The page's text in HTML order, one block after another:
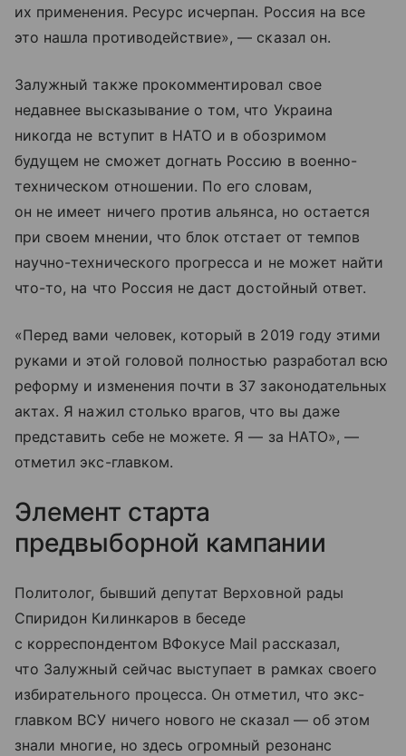
их применения. Ресурс исчерпан. Россия на все
это нашла противодействие», — сказал он.
Залужный также прокомментировал свое
недавнее высказывание о том, что Украина
никогда не вступит в НАТО и в обозримом
будущем не сможет догнать Россию в военно-
техническом отношении. По его словам,
он не имеет ничего против альянса, но остается
при своем мнении, что блок отстает от темпов
научно-технического прогресса и не может найти
что-то, на что Россия не даст достойный ответ.
«Перед вами человек, который в 2019 году этими
руками и этой головой полностью разработал всю
реформу и изменения почти в 37 законодательных
актах. Я нажил столько врагов, что вы даже
представить себе не можете. Я — за НАТО», —
отметил экс-главком.
Элемент старта
предвыборной кампании
Политолог, бывший депутат Верховной рады
Спиридон Килинкаров в беседе
с корреспондентом ВФокусе Mail рассказал,
что Залужный сейчас выступает в рамках своего
избирательного процесса. Он отметил, что экс-
главком ВСУ ничего нового не сказал — об этом
знали многие, но здесь огромный резонанс